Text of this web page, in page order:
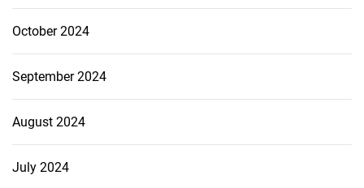
October 2024
September 2024
August 2024
July 2024